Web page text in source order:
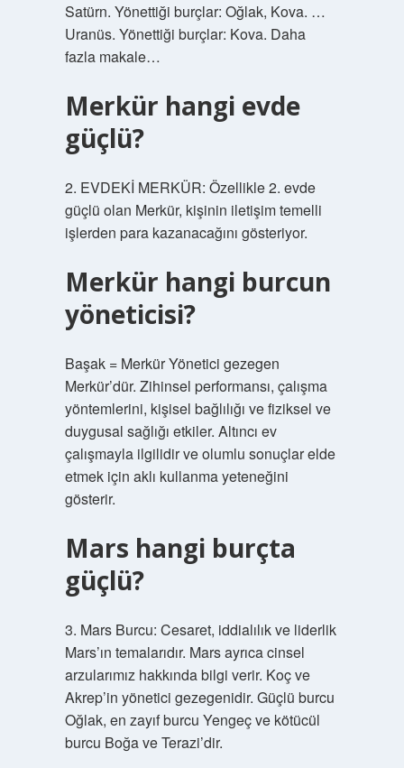
Satürn. Yönettiği burçlar: Oğlak, Kova. …
Uranüs. Yönettiği burçlar: Kova. Daha
fazla makale…
Merkür hangi evde
güçlü?
2. EVDEKİ MERKÜR: Özellikle 2. evde
güçlü olan Merkür, kişinin iletişim temelli
işlerden para kazanacağını gösteriyor.
Merkür hangi burcun
yöneticisi?
Başak = Merkür Yönetici gezegen
Merkür’dür. Zihinsel performansı, çalışma
yöntemlerini, kişisel bağlılığı ve fiziksel ve
duygusal sağlığı etkiler. Altıncı ev
çalışmayla ilgilidir ve olumlu sonuçlar elde
etmek için aklı kullanma yeteneğini
gösterir.
Mars hangi burçta
güçlü?
3. Mars Burcu: Cesaret, iddialılık ve liderlik
Mars’ın temalarıdır. Mars ayrıca cinsel
arzularımız hakkında bilgi verir. Koç ve
Akrep’in yönetici gezegenidir. Güçlü burcu
Oğlak, en zayıf burcu Yengeç ve kötücül
burcu Boğa ve Terazi’dir.